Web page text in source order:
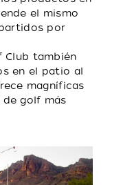
el mismo
por
Club también
en el patio al
magníficas
golf más